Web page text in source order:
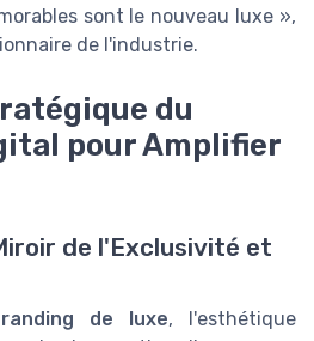
sont le nouveau luxe »,
de l'industrie.
du
pour Amplifier
de l'Exclusivité et
de luxe, l'esthétique